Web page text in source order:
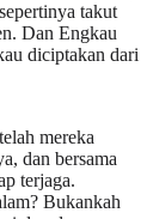
takut
Dan Engkau
diciptakan dari
mereka
dan bersama
terjaga.
Bukankah